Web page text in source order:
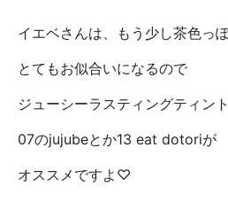
イエベさんは、もう少し茶色っ
とてもお似合いになるので
ジューシーラスティングティン
07のjujubeとか13 eat dotoriが
オススメですよ♡